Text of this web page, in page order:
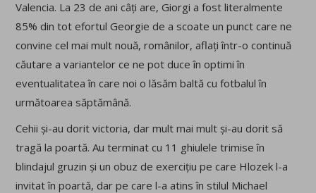
Valencia. La 23 de ani câți are, Giorgi a fost literalmente
85% din tot efortul Georgie de a scoate un punct care ne
convine cel mai mult nouă, românilor, aflați într-o continuă
căutare a variantelor ce ne pot duce în optimi în
eventualitatea în care noi o lăsăm baltă cu fotbalul în
următoarea săptămână.
Cehii și-au dorit victoria, dar mult mai mult și-au dorit să
tragă la poartă. Au terminat cu 11 ghiulele trimise în
blindajul gruzin și un obuz de exercițiu pe care Hlozek l-a
invitat în poartă, dar pe care l-a atins în stilul Michael